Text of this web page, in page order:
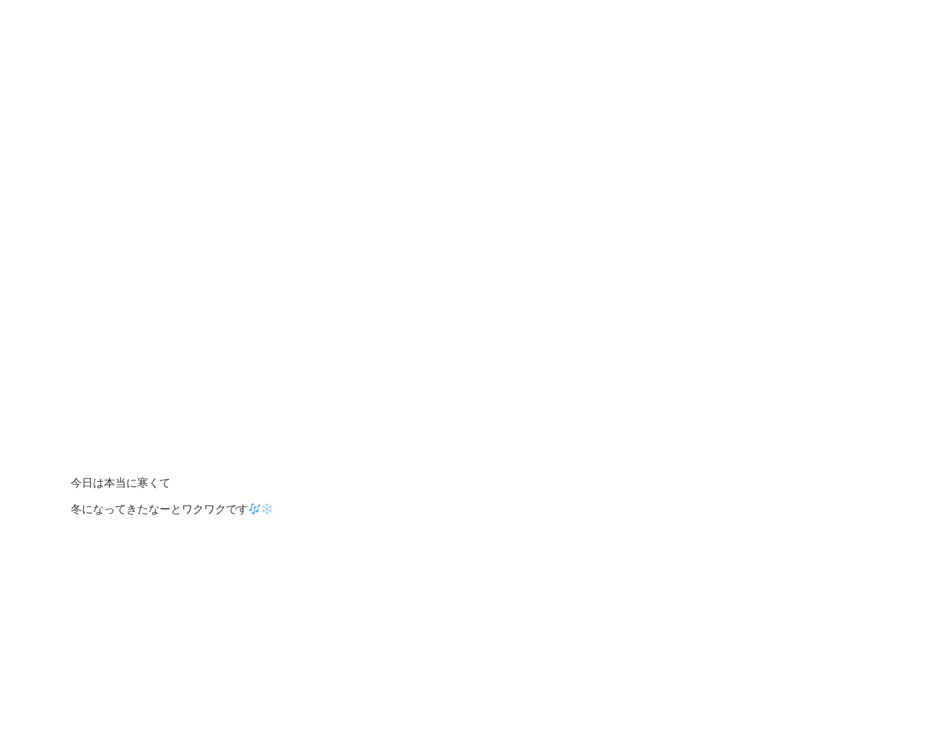
今日は本当に寒くて
冬になってきたなーとワクワクです